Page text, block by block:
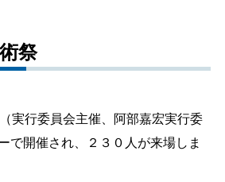
祭
実行委員会主催、阿部嘉宏実行委
で開催され、２３０人が来場しま